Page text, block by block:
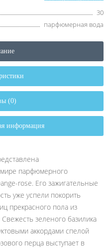
30
парфюмерная вода
(0)
информация
парфюмерного
rose. Его зажигательные
уже успели покорить
прекрасного пола из
зеленого базилика
аккордами спелой
перца выступает в